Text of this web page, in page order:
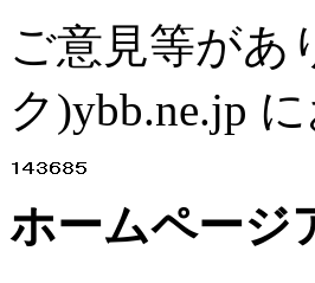
ご意見等があ
ク)ybb.ne.jp
ホームページ